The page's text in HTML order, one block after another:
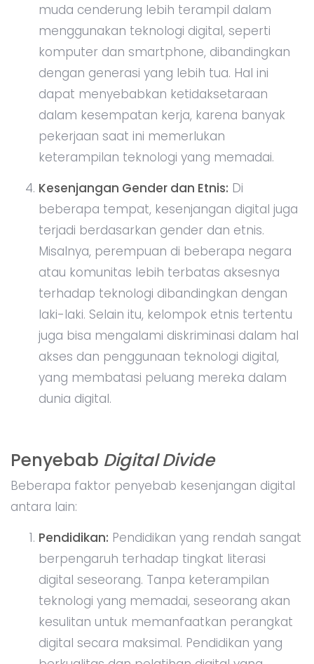
muda cenderung lebih terampil dalam
menggunakan teknologi digital, seperti
komputer dan smartphone, dibandingkan
dengan generasi yang lebih tua. Hal ini
dapat menyebabkan ketidaksetaraan
dalam kesempatan kerja, karena banyak
pekerjaan saat ini memerlukan
keterampilan teknologi yang memadai.
Kesenjangan Gender dan Etnis: Di
beberapa tempat, kesenjangan digital juga
terjadi berdasarkan gender dan etnis.
Misalnya, perempuan di beberapa negara
atau komunitas lebih terbatas aksesnya
terhadap teknologi dibandingkan dengan
laki-laki. Selain itu, kelompok etnis tertentu
juga bisa mengalami diskriminasi dalam hal
akses dan penggunaan teknologi digital,
yang membatasi peluang mereka dalam
dunia digital.
Penyebab Digital Divide
Beberapa faktor penyebab kesenjangan digital
antara lain:
Pendidikan: Pendidikan yang rendah sangat
berpengaruh terhadap tingkat literasi
digital seseorang. Tanpa keterampilan
teknologi yang memadai, seseorang akan
kesulitan untuk memanfaatkan perangkat
digital secara maksimal. Pendidikan yang